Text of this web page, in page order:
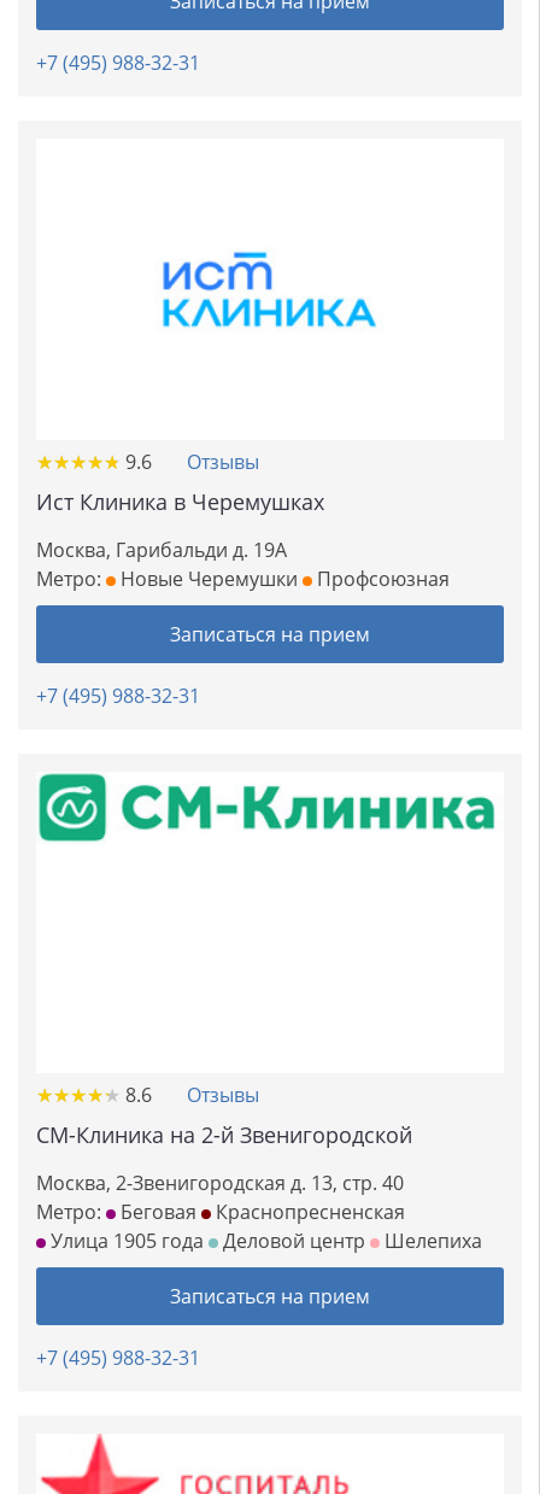
+7 (495) 988-32-31
★★★★★
★★★★★ 9.6 Отзывы
Ист Клиника в Черемушках
Москва, Гарибальди д. 19А
Метро:
Новые Черемушки Профсоюзная
Записаться на прием
+7 (495) 988-32-31
★★★★★
★★★★★ 8.6 Отзывы
СМ-Клиника на 2-й Звенигородской
Москва, 2-Звенигородская д. 13, стр. 40
Метро:
Беговая
Краснопресненская
Улица 1905 года
Деловой центр Шелепиха
Записаться на прием
+7 (495) 988-32-31